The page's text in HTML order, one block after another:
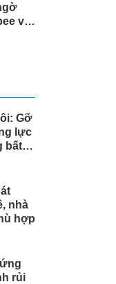
và
Gỡ
lực
bất
nhà
hợp
rủi